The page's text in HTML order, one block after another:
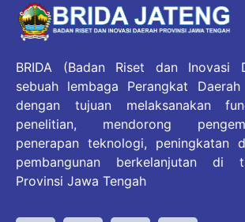
BRIDA (Badan Riset dan Inovasi
sebuah lembaga Perangkat
dengan tujuan melaksanakan
penelitian, mendorong
penerapan teknologi, peningkatan
pembangunan berkelanjutan di
Provinsi Jawa Tengah